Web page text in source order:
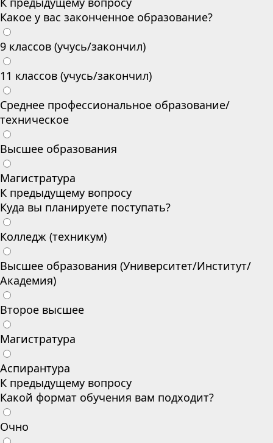
Какое у вас законченное образование?
9 классов (учусь/закончил)
11 классов (учусь/закончил)
Среднее профессиональное образование/
техническое
Высшее образования
Магистратура
К предыдущему вопросу
Куда вы планируете поступать?
Колледж (техникум)
Высшее образования (Университет/Институт/
Академия)
Второе высшее
Магистратура
Аспирантура
К предыдущему вопросу
Какой формат обучения вам подходит?
Очно